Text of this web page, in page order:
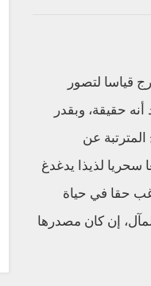
قياسا لتصور
أنه حقيقة، وبقدر
المترتبة عن
سحريا لذيذا يدغدغ
حقا في حياة
، إن كان مصدرها